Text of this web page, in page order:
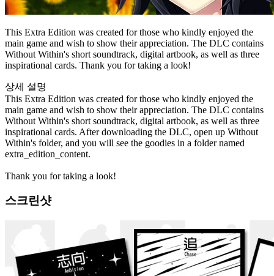
This Extra Edition was created for those who kindly enjoyed the
main game and wish to show their appreciation. The DLC contains
Without Within's short soundtrack, digital artbook, as well as three
inspirational cards. Thank you for taking a look!
상세 설명
This Extra Edition was created for those who kindly enjoyed the
main game and wish to show their appreciation. The DLC contains
Without Within's short soundtrack, digital artbook, as well as three
inspirational cards. After downloading the DLC, open up Without
Within's folder, and you will see the goodies in a folder named
extra_edition_content.
Thank you for taking a look!
스크린샷